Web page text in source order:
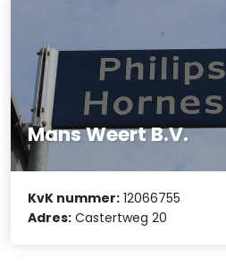
Mans Weert B.V.
KvK nummer: 12066755
Adres: Castertweg 20